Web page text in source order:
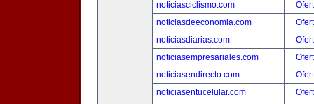
noticiasciclismo.com
noticiasdeeconomia.com
noticiasdiarias.com
noticiasempresariales.com
noticiasendirecto.com
noticiasentucelular.com